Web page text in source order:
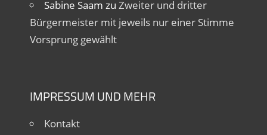
Sabine Saam zu Zweiter und dritter
Bürgermeister mit jeweils nur einer Stimme
Vorsprung gewählt
IMPRESSUM UND MEHR
Kontakt